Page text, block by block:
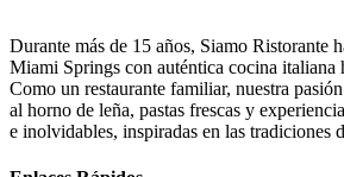
Durante más de 15 años, Siamo Ristorante
Miami Springs con auténtica cocina italiana
Como un restaurante familiar, nuestra
al horno de leña, pastas frescas y
e inolvidables, inspiradas en las tradiciones